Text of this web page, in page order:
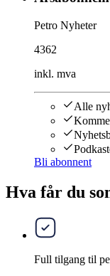
Petro Nyheter
4362
inkl. mva
Alle
Bli abonnent
Hva får du
Full tilgang til